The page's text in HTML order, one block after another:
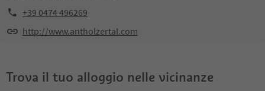
+39 0474 496269
http://www.antholzertal.com
Trova il tuo alloggio nelle vicinanze